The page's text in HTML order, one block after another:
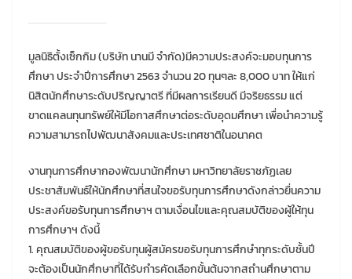
มูลนิธิตั้งเซ็กกิม (บริษัท นานมี จำกัด)มีความประสงค์จะมอบทุนการ
ศึกษา ประจำปีการศึกษา 2563 จำนวน 20 ทุนๆละ 8,000 บาท ให้แก่
นิสิตนักศึกษาระดับปริญญาตรี ที่มีผลการเรียนดี มีจริยธรรม แต่
ขาดแคลนทุนทรัพย์ให้มีโอกาสศึกษาต่อระดับอุดมศึกษา เพื่อนำความรู้
ความสามารถไปพัฒนาสังคมและประเทศชาติในอนาคต
งานทุนการศึกษากองพัฒนานักศึกษา มหาวิทยาลัยราชภัฏเลย
ประชาสัมพันธ์ให้นักศึกษาที่สนใจขอรับทุนการศึกษาดังกล่าวยื่นความ
ประสงค์ขอรับทุนการศึกษาฯ ตามเงื่อนไขและคุณสมบัติของผู้ให้ทุน
การศึกษาฯ ดังนี้
1. คุณสมบัติของผู้ขอรับทุนผู้สมัครขอรับทุนการศึกษําทุกระดับชั้นปี
จะต้องเป็นนักศึกษาที่ได้รับกํารคัดเลือกขั้นต้นจากสถํานศึกษาตาม